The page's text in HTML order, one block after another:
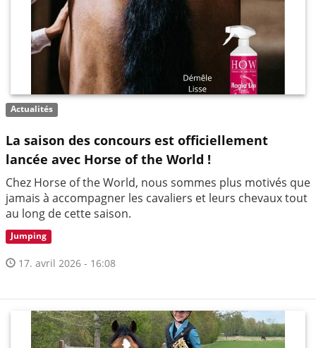
Actualités
La saison des concours est officiellement
lancée avec Horse of the World !
Chez Horse of the World, nous sommes plus motivés que
jamais à accompagner les cavaliers et leurs chevaux tout
au long de cette saison.
Jumping
17. avril 2026 - 16:08